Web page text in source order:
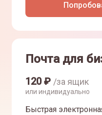
Почта для
120₽ /за ящик
или индивидуально
Быстрая